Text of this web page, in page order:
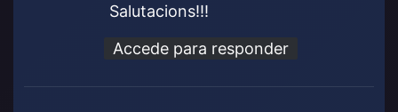
Salutacions!!!
Accede para responder